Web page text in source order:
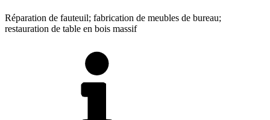
Réparation de fauteuil; fabrication de meubles de bureau;
restauration de table en bois massif